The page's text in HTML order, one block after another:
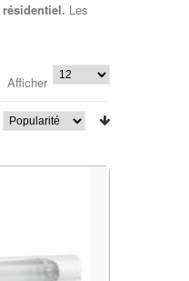
résidentiel. Les
Afficher